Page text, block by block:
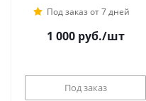
Под заказ от 7 дней
1 000руб./шт
Под заказ